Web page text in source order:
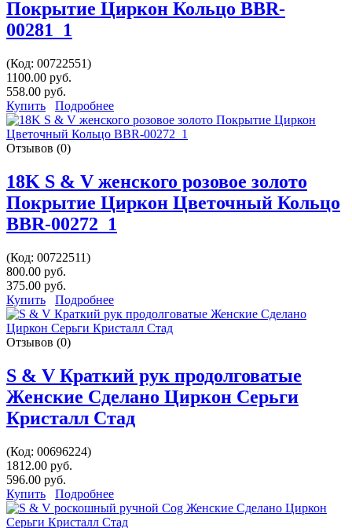
Покрытие Циркон Кольцо BBR-
00281_1
(Код: 00722551)
1100.00 руб.
558.00 руб.
Купить
Подробнее
Отзывов (0)
18K S & V женского розовое золото
Покрытие Циркон Цветочный Кольцо
BBR-00272_1
(Код: 00722511)
800.00 руб.
375.00 руб.
Купить
Подробнее
Отзывов (0)
S & V Краткий рук продолговатые
Женские Сделано Циркон Серьги
Кристалл Стад
(Код: 00696224)
1812.00 руб.
596.00 руб.
Купить
Подробнее